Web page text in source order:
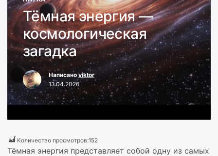
Тёмная энергия —
космологическая
загадка
Написаноviktor
13.04.2026
Количество просмотров:152
Тёмная энергия представляет собой одну из самых